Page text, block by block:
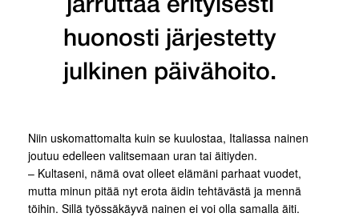
jarruttaa erityisesti
huonosti järjestetty
julkinen päivähoito.
Niin uskomattomalta kuin se kuulostaa, Italiassa nainen
joutuu edelleen valitsemaan uran tai äitiyden.
– Kultaseni, nämä ovat olleet elämäni parhaat vuodet,
mutta minun pitää nyt erota äidin tehtävästä ja mennä
töihin. Sillä työssäkäyvä nainen ei voi olla samalla äiti.